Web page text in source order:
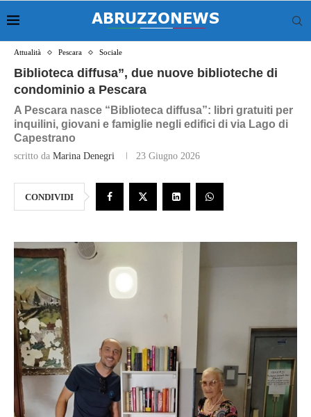
Attualità Pescara Sociale
Biblioteca diffusa”, due nuove biblioteche di
condominio a Pescara
A Pescara nasce “Biblioteca diffusa”: libri gratuiti per
inquilini, giovani e famiglie negli edifici di via Lago di
Capestrano
scritto da Marina Denegri 23 Giugno 2026
CONDIVIDI